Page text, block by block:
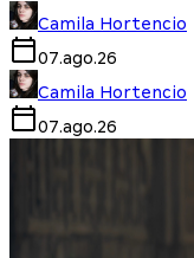
Camila Hortencio
07.ago.26
Camila Hortencio
07.ago.26